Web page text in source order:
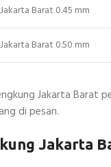
Barat 0.45 mm
Barat 0.50 mm
Jakarta Barat
di pesan.
Jakarta